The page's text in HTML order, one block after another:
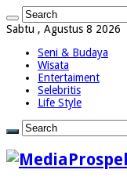
Sabtu , Agustus 8 2026
Seni & Budaya
Wisata
Entertaiment
Selebritis
Life Style